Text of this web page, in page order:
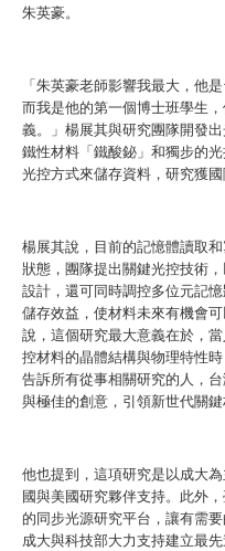
朱英豪。
「朱英豪老師影響我最大，他
而我是他的第一個博士班學生
義。」楊展其與研究團隊開發
鐵性材料「鐵酸鉍」和獨步的
光控方式來儲存資料，研究獲國
楊展其說，目前的記憶體讀取
狀態，團隊提出關鍵光控技術
設計，還可同時調控多位元記
儲存效益，使材料未來有機會
說，這個研究最大意義在於，
控材料的晶體結構與物理特性
告訴所有從事相關研究的人，
與極佳的創意，引領新世代關鍵
他也提到，這項研究是以成大
國與美國研究夥伴支持。此外
的同步光源研究平台，讓有需
成大與科技部大力支持建立最